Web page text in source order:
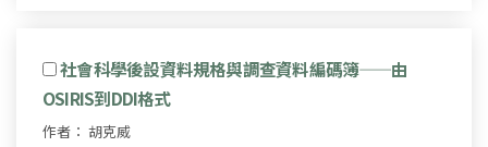
社會科學後設資料規格與調查資料編碼簿——由
OSIRIS到DDI格式
作者： 胡克威